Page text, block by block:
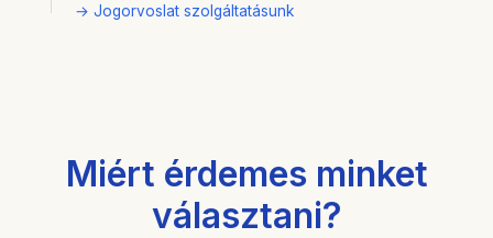
→ Jogorvoslat szolgáltatásunk
Miért érdemes minket
választani?